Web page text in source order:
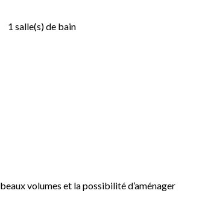
1 salle(s) de bain
volumes et la possibilité d’aménager